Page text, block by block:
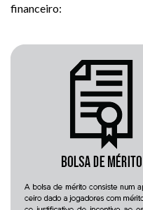
financeiro: